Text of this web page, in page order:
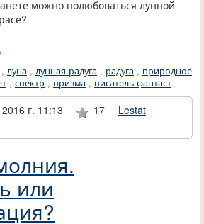
можно полюбоваться лунной
, луна , лунная радуга , радуга , природное
, спектр , призма , писатель-фантаст
г. 11:13 17
Lestat
или